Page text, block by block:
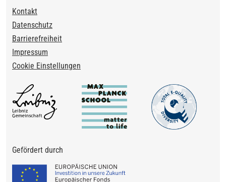
Footer
Kontakt
Datenschutz
Barrierefreiheit
Impressum
Cookie Einstellungen
Gefördert durch